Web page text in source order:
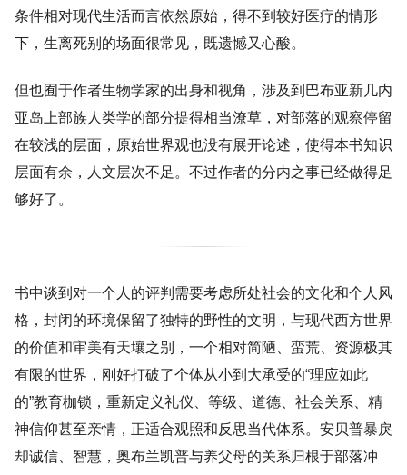
条件相对现代生活而言依然原始，得不到较好医疗的情形
下，生离死别的场面很常见，既遗憾又心酸。
但也囿于作者生物学家的出身和视角，涉及到巴布亚新几内
亚岛上部族人类学的部分提得相当潦草，对部落的观察停留
在较浅的层面，原始世界观也没有展开论述，使得本书知识
层面有余，人文层次不足。不过作者的分内之事已经做得足
够好了。
书中谈到对一个人的评判需要考虑所处社会的文化和个人风
格，封闭的环境保留了独特的野性的文明，与现代西方世界
的价值和审美有天壤之别，一个相对简陋、蛮荒、资源极其
有限的世界，刚好打破了个体从小到大承受的“理应如此
的”教育枷锁，重新定义礼仪、等级、道德、社会关系、精
神信仰甚至亲情，正适合观照和反思当代体系。安贝普暴戾
却诚信、智慧，奥布兰凯普与养父母的关系归根于部落冲